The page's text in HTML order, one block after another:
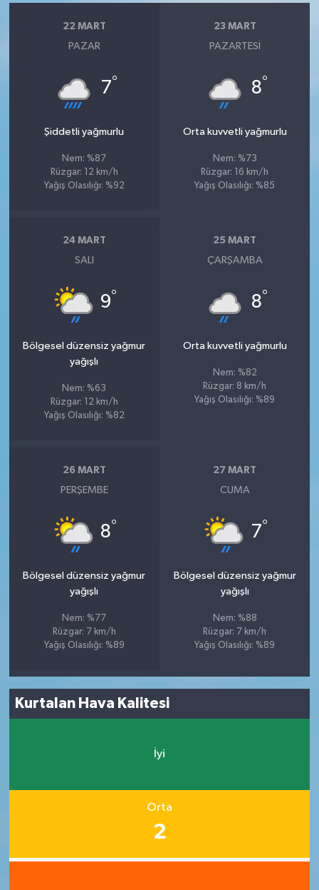
22 MART
PAZAR
7°
Şiddetli yağmurlu
Nem: %87
Rüzgar: 12 km/h
Yağış Olasılığı: %92
23 MART
PAZARTESI
8°
Orta kuvvetli yağmurlu
Nem: %73
Rüzgar: 16 km/h
Yağış Olasılığı: %85
24 MART
SALI
9°
Bölgesel düzensiz yağmur
yağışlı
Nem: %63
Rüzgar: 12 km/h
Yağış Olasılığı: %82
25 MART
ÇARŞAMBA
8°
Orta kuvvetli yağmurlu
Nem: %82
Rüzgar: 8 km/h
Yağış Olasılığı: %89
26 MART
PERŞEMBE
8°
Bölgesel düzensiz yağmur
yağışlı
Nem: %77
Rüzgar: 7 km/h
Yağış Olasılığı: %89
27 MART
CUMA
7°
Bölgesel düzensiz yağmur
yağışlı
Nem: %88
Rüzgar: 7 km/h
Yağış Olasılığı: %89
Kurtalan Hava Kalitesi
İyi
Orta
2